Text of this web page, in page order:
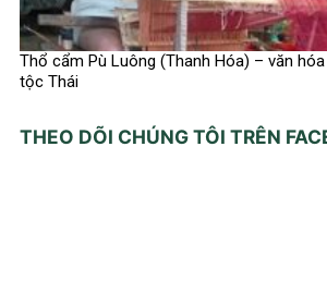
Thổ cẩm Pù Luông (Thanh Hóa) – văn
tộc Thái
THEO DÕI CHÚNG TÔI TRÊN